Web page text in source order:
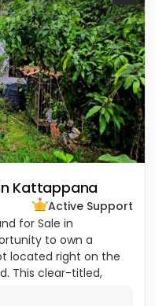
Kattappana
Active Support
for Sale in
to own a
located right on the
This clear-titled,